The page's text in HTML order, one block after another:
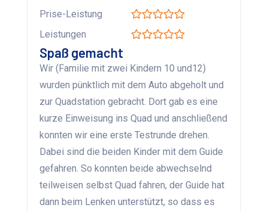
Prise-Leistung
Leistungen
Spaß gemacht
Wir (Familie mit zwei Kindern 10 und12)
wurden pünktlich mit dem Auto abgeholt und
zur Quadstation gebracht. Dort gab es eine
kurze Einweisung ins Quad und anschließend
konnten wir eine erste Testrunde drehen.
Dabei sind die beiden Kinder mit dem Guide
gefahren. So konnten beide abwechselnd
teilweisen selbst Quad fahren, der Guide hat
dann beim Lenken unterstützt, so dass es